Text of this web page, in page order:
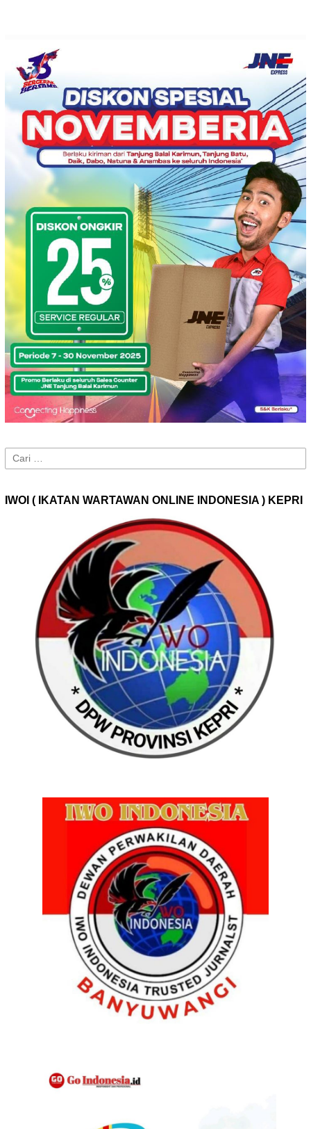
Cari
untuk:
IWOI ( IKATAN WARTAWAN ONLINE INDONESIA ) KEPRI